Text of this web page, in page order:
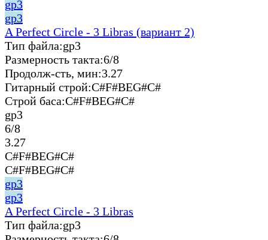
gp3
gp3
A Perfect Circle - 3 Libras (вариант 2)
Тип файла:gp3
Размерность такта:6/8
Продолж-сть, мин:3.27
Гитарный строй:C#F#BEG#C#
Строй баса:C#F#BEG#C#
gp3
6/8
3.27
C#F#BEG#C#
C#F#BEG#C#
gp3
gp3
A Perfect Circle - 3 Libras
Тип файла:gp3